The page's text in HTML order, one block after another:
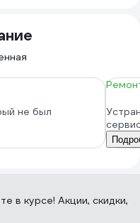
не был
в курсе! Акции, скидки,